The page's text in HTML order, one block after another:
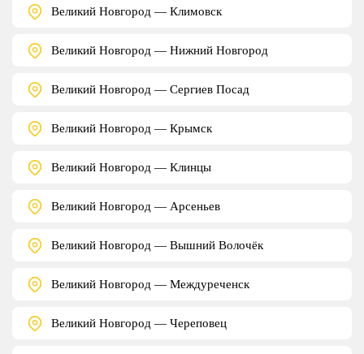
Великий Новгород — Климовск
Великий Новгород — Нижний Новгород
Великий Новгород — Сергиев Посад
Великий Новгород — Крымск
Великий Новгород — Клинцы
Великий Новгород — Арсеньев
Великий Новгород — Вышний Волочёк
Великий Новгород — Междуреченск
Великий Новгород — Череповец